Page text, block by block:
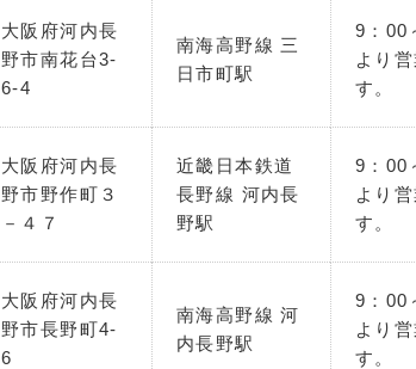
大阪府河内長
野市南花台3-
6-4
南海高野線 三
日市町駅
9：00
より
す。
大阪府河内長
野市野作町３
－４７
近畿日本鉄道
長野線 河内長
野駅
9：00
より
す。
大阪府河内長
野市長野町4-
6
南海高野線 河
内長野駅
9：00
より
す。